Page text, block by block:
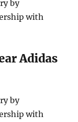
by
with
Adidas
by
with